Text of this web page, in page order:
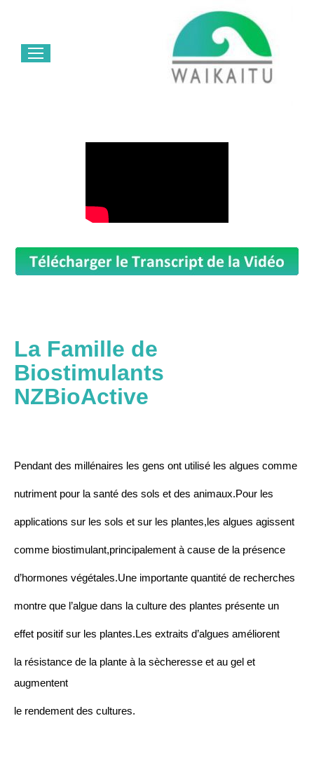
La Famille de
Biostimulants
NZBioActive
Pendant des millénaires les gens ont utilisé les algues comme
nutriment pour la santé des sols et des animaux.Pour les
applications sur les sols et sur les plantes,les algues agissent
comme biostimulant,principalement à cause de la présence
d’hormones végétales.Une importante quantité de recherches
montre que l’algue dans la culture des plantes présente un
effet positif sur les plantes.Les extraits d’algues améliorent
la résistance de la plante à la sècheresse et au gel et
augmentent
le rendement des cultures.